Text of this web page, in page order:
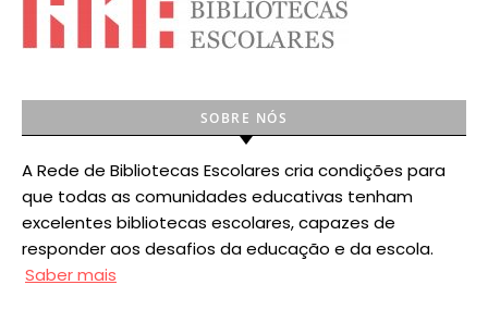
SOBRE NÓS
A Rede de Bibliotecas Escolares cria condições para
que todas as comunidades educativas tenham
excelentes bibliotecas escolares, capazes de
responder aos desafios da educação e da escola.
Saber mais